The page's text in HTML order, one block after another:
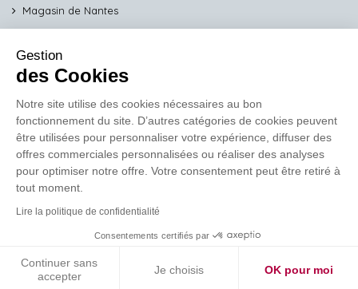
Magasin de Nantes
Magasin de Vannes
Magasin d'Orléans
COMPTOIR PRO
work
Comptoir des Lustres vous propose ses services dédiés aux
Réalisation de site
Gestion
des Cookies
Notre site utilise des cookies nécessaires au bon
fonctionnement du site. D’autres catégories de cookies peuvent
être utilisées pour personnaliser votre expérience, diffuser des
offres commerciales personnalisées ou réaliser des analyses
pour optimiser notre offre. Votre consentement peut être retiré à
tout moment.
Lire la politique de confidentialité
Consentements certifiés par
Continuer sans
accepter
Je choisis OK pour moi